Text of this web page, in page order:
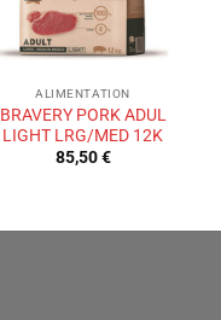
ALIMENTATION
BRAVERY PORK ADUL
LIGHT LRG/MED 12K
85,50€